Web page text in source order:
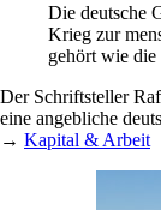
Die deutsche
Krieg zur
gehört wie
Der Schriftsteller
eine angebliche
→ Kapital & Arbeit